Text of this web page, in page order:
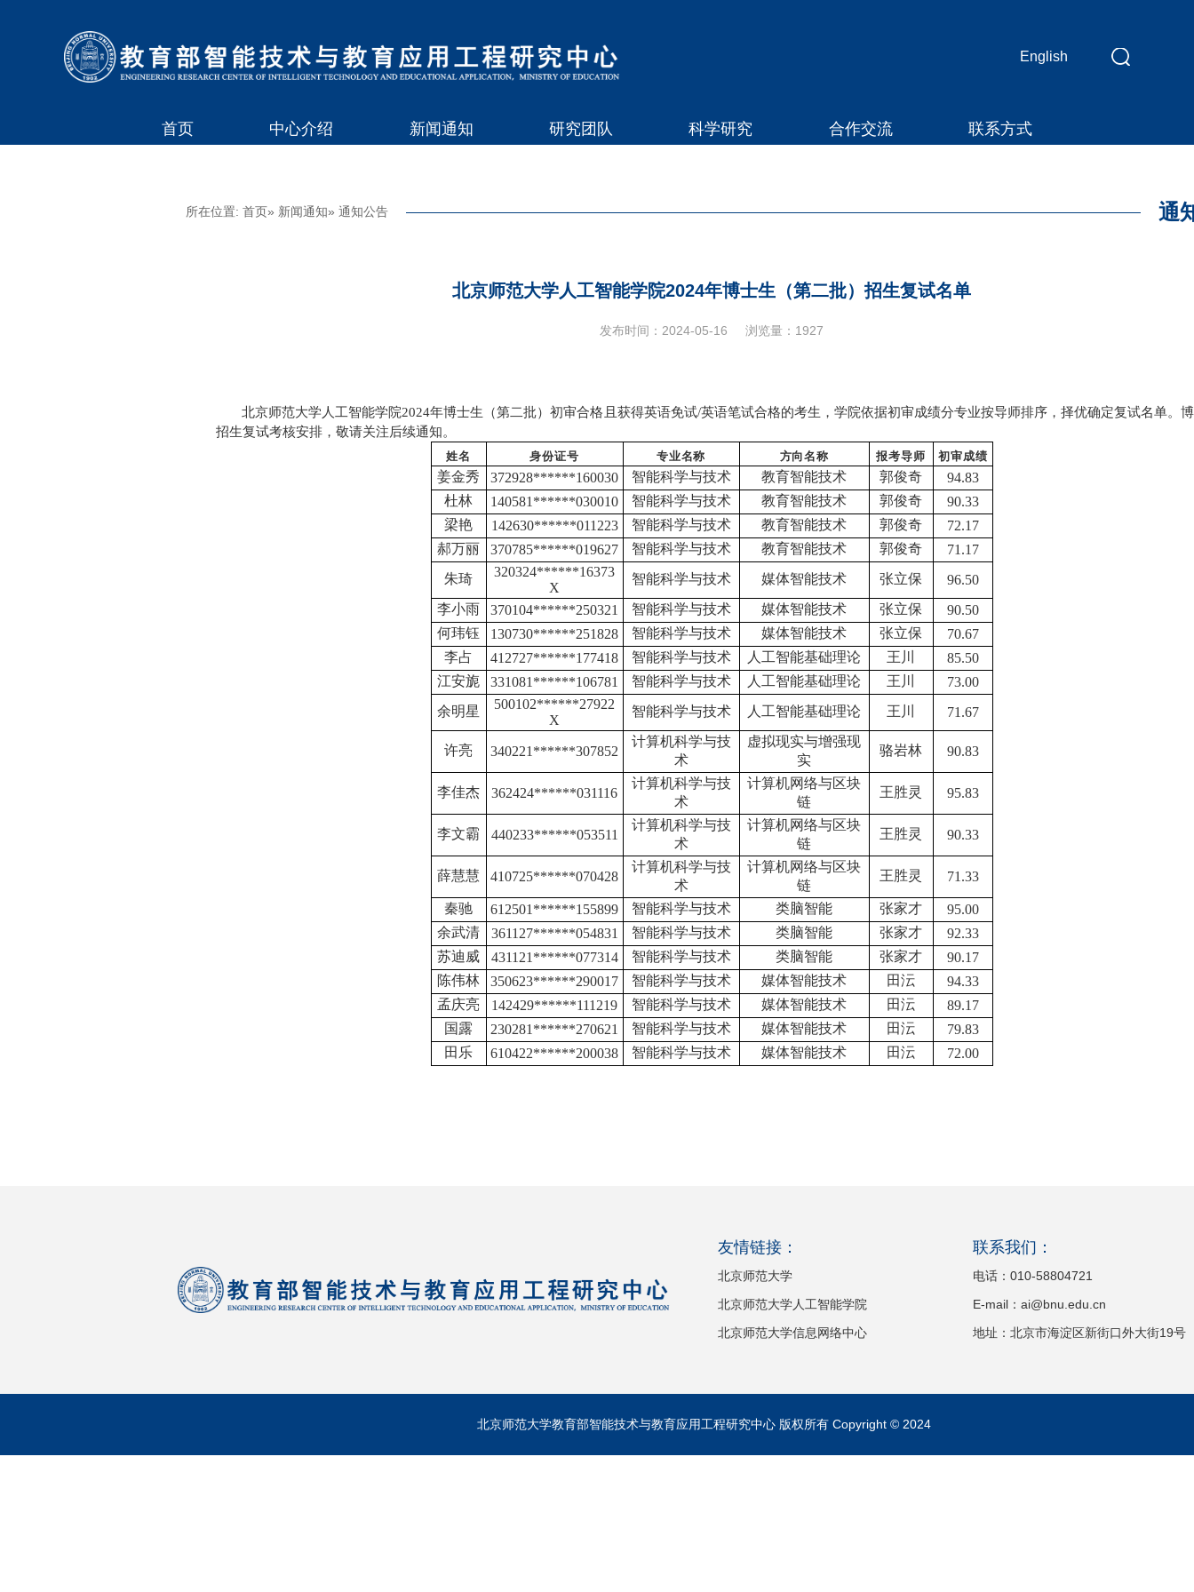
English
护
首页 中心介绍 新闻通知 研究团队 科学研究 合作交流 联系方式
通
所在位置: 首页» 新闻通知» 通知公告
北京师范大学人工智能学院2024年博士生（第二批）招生复试名单
发布时间：2024-05-16 浏览量： 1927
北京师范大学人工智能学院2024年博士生（第二批）初审合格且 获得英语免试/英语笔试合格的考生，学院依据初审成绩分专业按导师排序，择优确定复试名单。
招生复试考核安排，敬请关注后续通知。
姓名 身份证号 专业名称 方向名称 报考导师 初审成绩
姜金秀 372928******160030 智能科学与技术 教育智能技术 郭俊奇
94.83
杜林
140581******030010 智能科学与技术 教育智能技术 郭俊奇
90.33
梁艳
142630******011223 智能科学与技术 教育智能技术 郭俊奇
72.17
郝万丽
370785******019627 智能科学与技术 教育智能技术 郭俊奇
71.17
朱琦
320324******16373
X
智能科学与技术 媒体智能技术 张立保
96.50
李小雨
370104******250321 智能科学与技术 媒体智能技术 张立保
90.50
何玮钰
130730******251828 智能科学与技术 媒体智能技术 张立保
70.67
李占
412727******177418 智能科学与技术 人工智能基础理论 王川
85.50
江安旎
331081******106781 智能科学与技术 人工智能基础理论 王川
73.00
余明星
500102******27922
X
智能科学与技术 人工智能基础理论 王川 71.67
许亮 340221******307852
计算机科学与技
术
虚拟现实与增强现
实
骆岩林 90.83
李佳杰 362424******031116
计算机科学与技
术
计算机网络与区块
链
王胜灵 95.83
李文霸 440233******053511
计算机科学与技
术
计算机网络与区块
链
王胜灵 90.33
薛慧慧 410725******070428
计算机科学与技
术
计算机网络与区块
链
王胜灵 71.33
秦驰 612501******155899 智能科学与技术 类脑智能 张家才
95.00
余武清
361127******054831 智能科学与技术 类脑智能 张家才
92.33
苏迪威
431121******077314 智能科学与技术 类脑智能 张家才
90.17
陈伟林
350623******290017 智能科学与技术 媒体智能技术 田沄
94.33
孟庆亮
142429******111219 智能科学与技术 媒体智能技术 田沄
89.17
国露
230281******270621 智能科学与技术 媒体智能技术 田沄
79.83
田乐
610422******200038 智能科学与技术 媒体智能技术 田沄 72.00
联系我们：
电话：010-58804721
E-mail：ai@bnu.edu.cn
地址：北京市海淀区新街口外大街19号
友情链接：
北京师范大学
北京师范大学人工智能学院
北京师范大学信息网络中心
北京师范大学教育部智能技术与教育应用工程研究中心 版权所有 Copyright © 2024